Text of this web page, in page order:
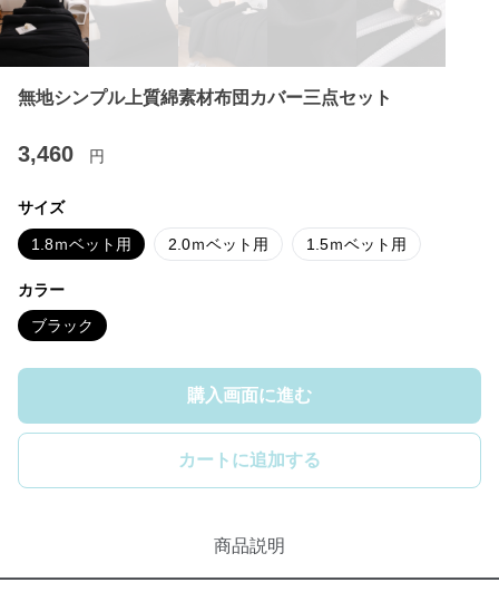
無地シンプル上質綿素材布団カバー三点セット
3,460 円
サイズ
1.8ｍベット用 2.0ｍベット用 1.5ｍベット用
カラー
ブラック
購入画面に進む
カートに追加する
商品説明